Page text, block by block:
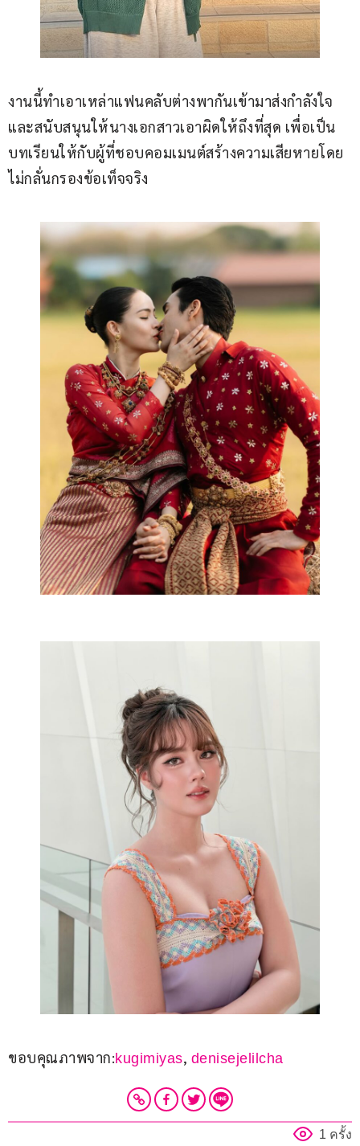
งานนี้ทำเอาเหล่าแฟนคลับต่างพากันเข้ามาส่งกำลังใจ
และสนับสนุนให้นางเอกสาวเอาผิดให้ถึงที่สุด เพื่อเป็น
บทเรียนให้กับผู้ที่ชอบคอมเมนต์สร้างความเสียหายโดย
ไม่กลั่นกรองข้อเท็จจริง
ขอบคุณภาพจาก:kugimiyas, denisejelilcha
1 ครั้ง